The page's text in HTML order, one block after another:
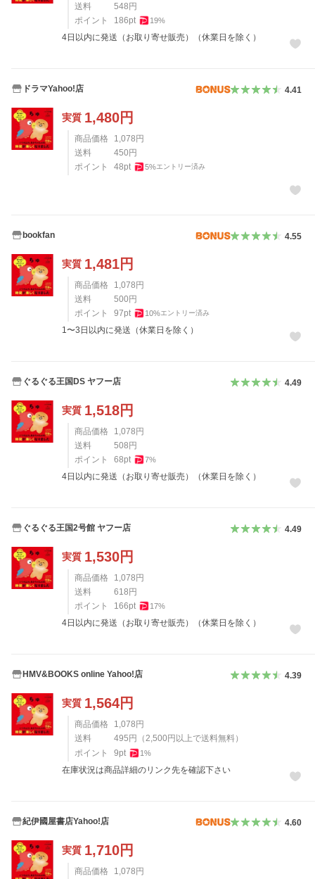
送料
548円
ポイント
186pt 19%
4日以内に発送（お取り寄せ販売）（休業日を除く）
ドラマYahoo!店 4.41
実質 1,480円
商品価格 1,078円
送料
450円
ポイント
48pt 5%エントリー済み
bookfan 4.55
実質 1,481円
商品価格 1,078円
送料
500円
ポイント
97pt 10%エントリー済み
1〜3日以内に発送（休業日を除く）
ぐるぐる王国DS ヤフー店 4.49
実質 1,518円
商品価格 1,078円
送料
508円
ポイント
68pt 7%
4日以内に発送（お取り寄せ販売）（休業日を除く）
ぐるぐる王国2号館 ヤフー店 4.49
実質 1,530円
商品価格 1,078円
送料
618円
ポイント
166pt 17%
4日以内に発送（お取り寄せ販売）（休業日を除く）
HMV&BOOKS online Yahoo!店 4.39
実質 1,564円
商品価格 1,078円
送料
495円 （ 2,500円以上で送料無料）
ポイント
9pt 1%
在庫状況は商品詳細のリンク先を確認下さい
紀伊國屋書店Yahoo!店 4.60
実質 1,710円
商品価格 1,078円